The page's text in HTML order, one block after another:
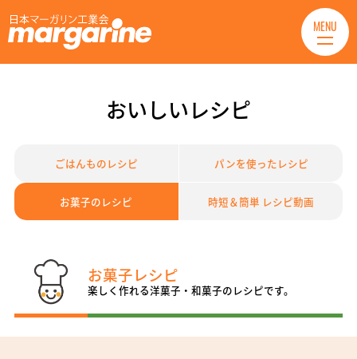
MENU
おいしいレシピ
ごはんものレシピ パンを使ったレシピ
お菓子のレシピ 時短＆簡単 レシピ動画
お菓子レシピ
楽しく作れる洋菓子・和菓子のレシピです。